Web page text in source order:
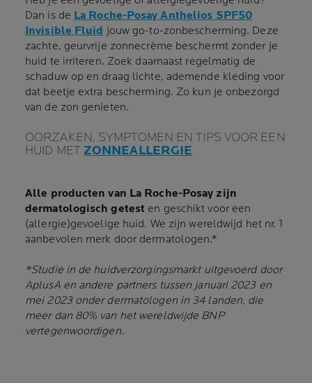
Dan is de La Roche-Posay Anthelios SPF50
Invisible Fluid jouw go-to-zonbescherming. Deze
zachte, geurvrije zonnecrème beschermt zonder je
huid te irriteren. Zoek daarnaast regelmatig de
schaduw op en draag lichte, ademende kleding voor
dat beetje extra bescherming. Zo kun je onbezorgd
van de zon genieten.
OORZAKEN, SYMPTOMEN EN TIPS VOOR EEN
HUID MET ZONNEALLERGIE
Alle producten van La Roche-Posay zijn
dermatologisch getest en geschikt voor een
(allergie)gevoelige huid. We zijn wereldwijd het nr. 1
aanbevolen merk door dermatologen.*
*Studie in de huidverzorgingsmarkt uitgevoerd door
AplusA en andere partners tussen januari 2023 en
mei 2023 onder dermatologen in 34 landen, die
meer dan 80% van het wereldwijde BNP
vertegenwoordigen.